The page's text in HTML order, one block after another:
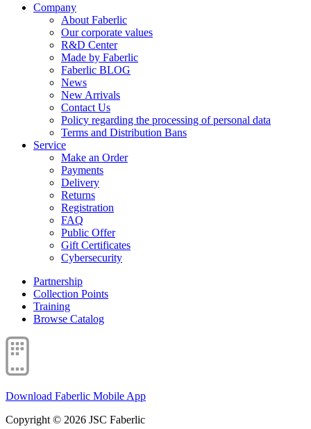
Company
About Faberlic
Our corporate values
R&D Center
Made by Faberlic
Faberlic BLOG
News
New Arrivals
Contact Us
Policy regarding the processing of personal data
Terms and Distribution Bans
Service
Make an Order
Payments
Delivery
Returns
Registration
FAQ
Public Offer
Gift Certificates
Cybersecurity
Partnership
Collection Points
Training
Browse Catalog
Download Faberlic Mobile App
Copyright © 2026 JSC Faberlic